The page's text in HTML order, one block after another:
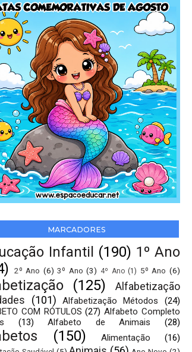
MARCADORES
Infantil (190) 1º Ano
2º Ano (6) 3º Ano (3) 4º Ano (1) 5º Ano (6)
(125)
Alfabetização
(101) Alfabetização Métodos
(24)
COM RÓTULOS (27) Alfabeto Completo
(13) Alfabeto de Animais (28)
(150) Alimentação (16)